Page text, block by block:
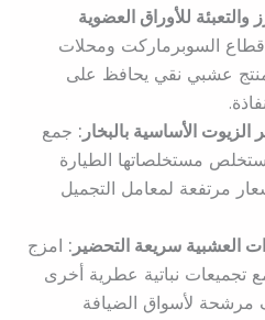
للأوراق العضوية
السوبرماركت ومحلات
عشبي نقي يحافظ على
الأساسية بالبخار:جمع
مستخلصاتها الطيارة
مرتفعة لمعامل التجميل
العشبية سريعة التحضير:امزج
تجميعات نباتية عطرية أخرى
لأسواق الضيافة